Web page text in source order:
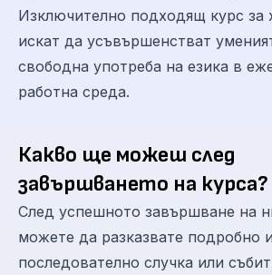
Изключително подходящ курс за
искат да усъвършенстват
свободна употреба на езика в
работна среда.
Какво ще можеш след
завършването на курса?
След успешното завършване на
можете да разказвате подробно и
последователно случка или